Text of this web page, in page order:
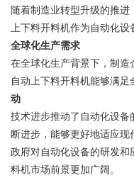
随着制造业转型升级的推
上下料开料机作为自动化
全球化生产需求
在全球化生产背景下，制
自动上下料开料机能够满
动
技术进步推动了自动化设
断进步，能够更好地适应现
政府对自动化设备的研发
料机市场前景更加广阔。